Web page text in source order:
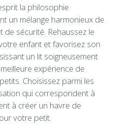
la philosophie
un mélange harmonieux de
de sécurité. Rehaussez le
enfant et favorisez son
un lit soigneusement
expérience de
Choisissez parmi les
qui correspondent à
à créer un havre de
votre petit.